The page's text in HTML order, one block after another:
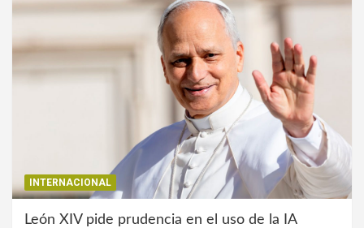
INTERNACIONAL
León XIV pide prudencia en el uso de la IA